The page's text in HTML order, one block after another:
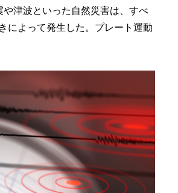
や津波といった自然災害は、すべ
によって発生した。プレート運動